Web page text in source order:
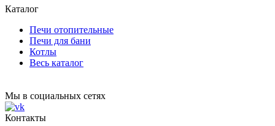
Каталог
Печи отопительные
Печи для бани
Котлы
Весь каталог
Мы в социальных сетях
Контакты